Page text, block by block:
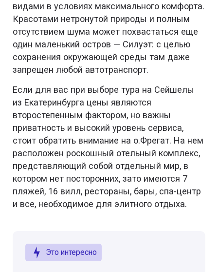
видами в условиях максимального комфорта.
Красотами нетронутой природы и полным
отсутствием шума может похвастаться еще
один маленький остров — Силуэт: с целью
сохранения окружающей среды там даже
запрещен любой автотранспорт.
Если для вас при выборе тура на Сейшелы
из Екатеринбурга цены являются
второстепенным фактором, но важны
приватность и высокий уровень сервиса,
стоит обратить внимание на о.Фрегат. На нем
расположен роскошный отельный комплекс,
представляющий собой отдельный мир, в
котором нет посторонних, зато имеются 7
пляжей, 16 вилл, рестораны, бары, спа-центр
и все, необходимое для элитного отдыха.
Это интересно